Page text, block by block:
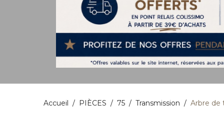
Accueil PIÈCES 75 Transmission Arbre de